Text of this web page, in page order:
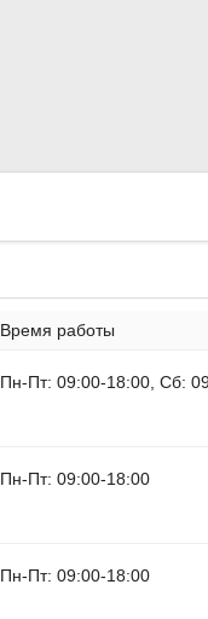
Время работы
Пн-Пт: 09:00-18:00, Сб:
Пн-Пт: 09:00-18:00
Пн-Пт: 09:00-18:00